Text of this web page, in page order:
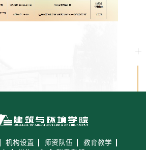
机构设置 师资队伍
教育教学